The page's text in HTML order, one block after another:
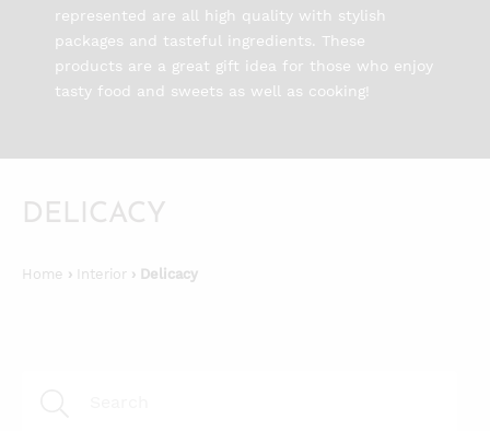
represented are all high quality with stylish
packages and tasteful ingredients. These
products are a great gift idea for those who enjoy
tasty food and sweets as well as cooking!
DELICACY
Home › Interior › Delicacy